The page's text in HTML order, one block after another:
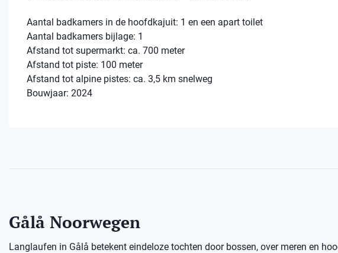
Aantal badkamers in de hoofdkajuit: 1 en een apart toilet
Aantal badkamers bijlage: 1
Afstand tot supermarkt: ca. 700 meter
Afstand tot piste: 100 meter
Afstand tot alpine pistes: ca. 3,5 km snelweg
Bouwjaar: 2024
Gålå Noorwegen
Langlaufen in Gålå betekent eindeloze tochten door bossen, over meren en